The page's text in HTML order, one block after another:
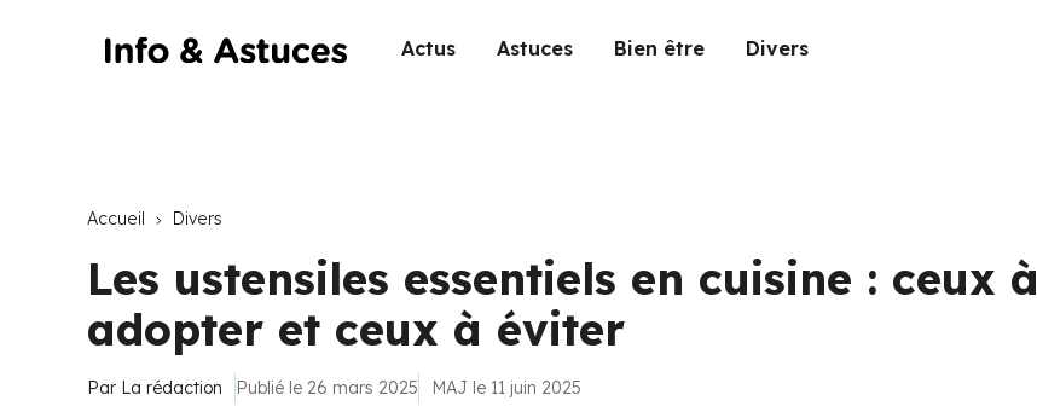
Actus Astuces Bien être Divers
Accueil Divers
Les ustensiles essentiels en cuisine : ceux à
adopter et ceux à éviter
Par La rédaction Publié le 26 mars 2025 MAJ le 11 juin 2025